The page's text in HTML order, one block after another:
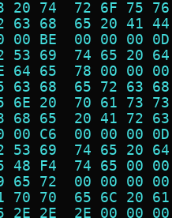
20 74  72 6F 75
63 68  65 20 41
00 BE  00 00 00
53 69  74 65 20
64 65  78 00 00
63 68  65 72 63
6E 20  70 61 73
68 65  20 41 72
00 C6  00 00 00
53 69  74 65 20
48 F4  74 65 00
65 72  00 00 00
70 70  65 6C 20
2E 2E  2E 00 00